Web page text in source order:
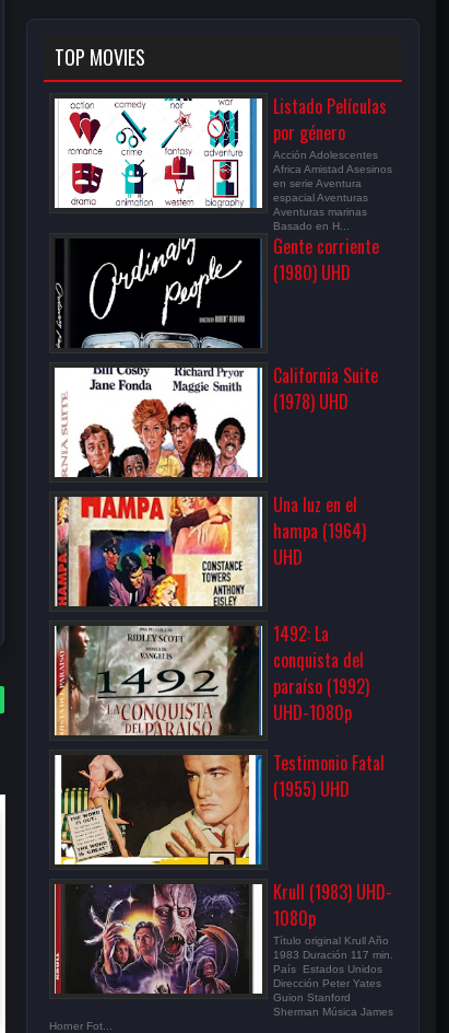
TOP MOVIES
Listado Películas
por género
Acción Adolescentes
Africa Amistad Asesinos
en serie Aventura
espacial Aventuras
Aventuras marinas
Basado en H...
Gente corriente
(1980) UHD
California Suite
(1978) UHD
Una luz en el
hampa (1964)
UHD
1492: La
conquista del
paraíso (1992)
UHD-1080p
Testimonio Fatal
(1955) UHD
Krull (1983) UHD-
1080p
Título original Krull Año
1983 Duración 117 min.
País Estados Unidos
Dirección Peter Yates
Guion Stanford
Sherman Música James
Horner Fot...